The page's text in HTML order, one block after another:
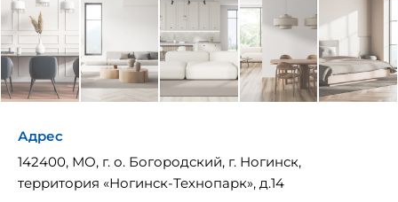
Адрес
142400, МО, г. о. Богородский, г. Ногинск,
территория «Ногинск-Технопарк», д.14